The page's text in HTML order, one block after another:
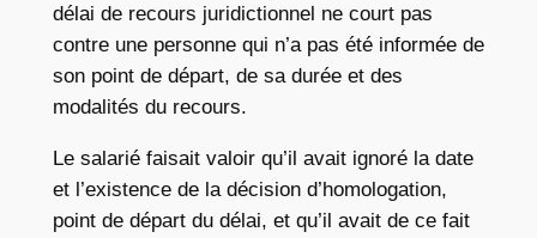
délai de recours juridictionnel ne court pas
contre une personne qui n’a pas été informée de
son point de départ, de sa durée et des
modalités du recours.
Le salarié faisait valoir qu’il avait ignoré la date
et l’existence de la décision d’homologation,
point de départ du délai, et qu’il avait de ce fait